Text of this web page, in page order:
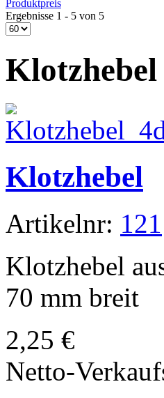
Produktpreis
Ergebnisse 1 - 5 von 5
Klotzhebel
Klotzhebel
Artikelnr: 121
Klotzhebel
70 mm breit
2,25 €
Netto-